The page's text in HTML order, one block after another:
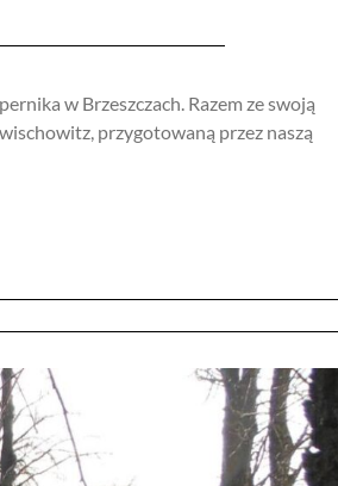
w Brzeszczach. Razem ze swoją
przygotowaną przez naszą